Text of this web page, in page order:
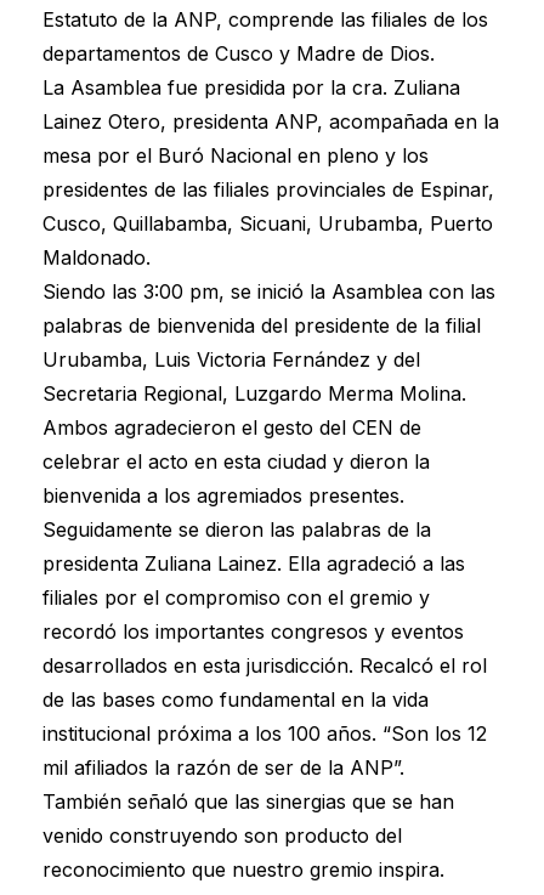
Estatuto de la ANP, comprende las filiales de los
departamentos de Cusco y Madre de Dios.
La Asamblea fue presidida por la cra. Zuliana
Lainez Otero, presidenta ANP, acompañada en la
mesa por el Buró Nacional en pleno y los
presidentes de las filiales provinciales de Espinar,
Cusco, Quillabamba, Sicuani, Urubamba, Puerto
Maldonado.
Siendo las 3:00 pm, se inició la Asamblea con las
palabras de bienvenida del presidente de la filial
Urubamba, Luis Victoria Fernández y del
Secretaria Regional, Luzgardo Merma Molina.
Ambos agradecieron el gesto del CEN de
celebrar el acto en esta ciudad y dieron la
bienvenida a los agremiados presentes.
Seguidamente se dieron las palabras de la
presidenta Zuliana Lainez. Ella agradeció a las
filiales por el compromiso con el gremio y
recordó los importantes congresos y eventos
desarrollados en esta jurisdicción. Recalcó el rol
de las bases como fundamental en la vida
institucional próxima a los 100 años. “Son los 12
mil afiliados la razón de ser de la ANP”.
También señaló que las sinergias que se han
venido construyendo son producto del
reconocimiento que nuestro gremio inspira.